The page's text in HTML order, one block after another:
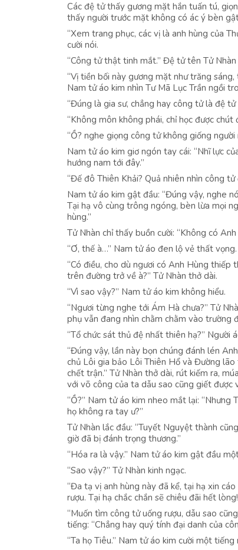
Các đệ tử thấy gương mặt hắn tuấn tú,
thấy người trước mặt không có ác ý bèn
“Xem trang phục, các vị là anh hùng của
cười nói.
“Công tử thật tinh mắt.” Đệ tử tên Tử Nhàn
“Vị tiền bối này gương mặt như trăng
Nam tử áo kim nhìn Tư Mã Lục Trần ngồi
“Đúng là gia sư, chẳng hay công tử là đệ
“Không môn không phái, chỉ học được
“Ồ? nghe giọng công tử không giống người
Nam tử áo kim giơ ngón tay cái: “Nhĩ lực
hướng nam tới đây.”
“Đế đô Thiên Khải? Quả nhiên nhìn công
Nam tử áo kim gật đầu: “Đúng vậy, nghe
Tại hạ vô cùng trông ngóng, bèn lừa mọi
hùng.”
Tử Nhàn chỉ thấy buồn cười: “Không có
“Ơ, thế à…” Nam tử áo đen lộ vẻ thất vọng.
“Có điều, cho dù ngươi có Anh Hùng thiếp
trên đường trở về à?” Tử Nhàn thở dài.
“Vì sao vậy?” Nam tử áo kim không hiểu.
“Ngươi từng nghe tới Ám Hà chưa?” Tử
phụ vẫn đang nhìn chằm chằm vào trường
“Tổ chức sát thủ đệ nhất thiên hạ?” Người
“Đúng vậy, lần này bọn chúng đánh lén
chủ Lôi gia bảo Lôi Thiên Hổ và Đường
chết trận.” Tử Nhàn thở dài, rút kiếm ra,
với võ công của ta dẫu sao cũng giết được
“Ồ?” Nam tử áo kim nheo mắt lại:
họ không ra tay ư?”
Tử Nhàn lắc đầu: “Tuyết Nguyệt thành
giờ đã bị đánh trọng thương.”
“Hóa ra là vậy.” Nam tử áo kim gật đầu
“Sao vậy?” Tử Nhàn kinh ngạc.
“Đa tạ vị anh hùng này đã kể, tại hạ xin
rượu. Tại hạ chắc chắn sẽ chiêu đãi hết
“Muốn tìm công tử uống rượu, dẫu sao
tiếng: “Chẳng hay quý tính đại danh của
“Ta họ Tiêu.” Nam tử áo kim cười một